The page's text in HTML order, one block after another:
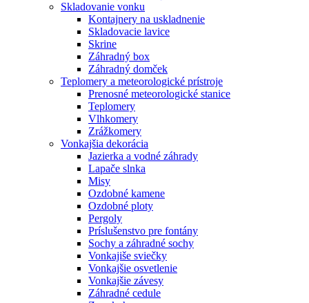
Skladovanie vonku
Kontajnery na uskladnenie
Skladovacie lavice
Skrine
Záhradný box
Záhradný domček
Teplomery a meteorologické prístroje
Prenosné meteorologické stanice
Teplomery
Vlhkomery
Zrážkomery
Vonkajšia dekorácia
Jazierka a vodné záhrady
Lapače slnka
Misy
Ozdobné kamene
Ozdobné ploty
Pergoly
Príslušenstvo pre fontány
Sochy a záhradné sochy
Vonkajiše sviečky
Vonkajšie osvetlenie
Vonkajšie závesy
Záhradné cedule